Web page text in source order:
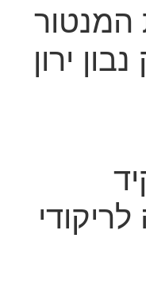
המנטור
ירון